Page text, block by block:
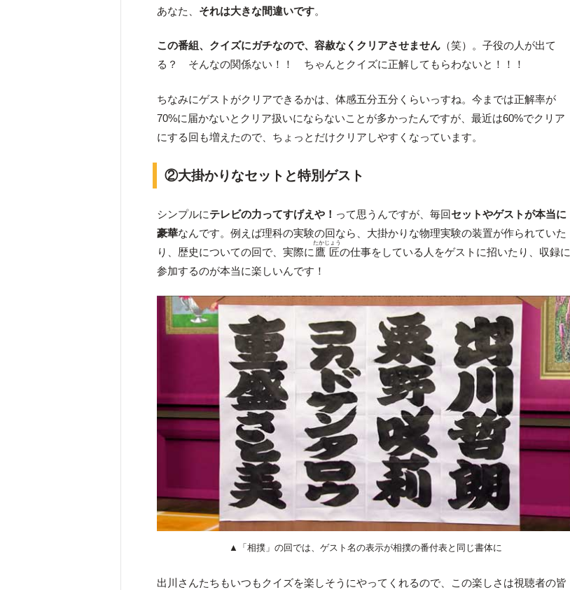
あなた、 それは大きな間違いです。
この番組、クイズにガチなので、容赦なくクリアさせません （笑）。子役の人が出て
る？ そんなの関係ない！！ ちゃんとクイズに正解してもらわないと！！！
ちなみにゲストがクリアできるかは、体感五分五分くらいっすね。今までは正解率が
70%に届かないとクリア扱いにならないことが多かったんですが、最近は60%でクリア
にする回も増えたので、ちょっとだけクリアしやすくなっています。
②大掛かりなセットと特別ゲスト
シンプルにテレビの力ってすげえや！ って思うんですが、毎回セットやゲストが本当に
豪華なんです。例えば理科の実験の回なら、大掛かりな物理実験の装置が作られていた
り、歴史についての回で、実際に 鷹匠
たかじょう
の仕事をしている人をゲストに招いたり、収録に
参加するのが本当に楽しいんです！
▲「相撲」の回では、ゲスト名の表示が相撲の番付表と同じ書体に
出川さんたちもいつもクイズを楽しそうにやってくれるので、この楽しさは視聴者の皆